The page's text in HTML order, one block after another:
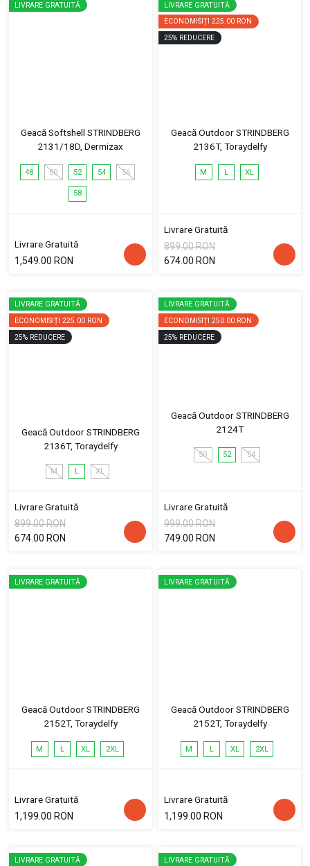
LIVRARE GRATUITĂ
Geacă Softshell STRINDBERG
2131/18D, Dermizax
48 50 52 54 56
58
Livrare Gratuită
1,549.00 RON
LIVRARE GRATUITĂ
ECONOMISIȚI 225.00 RON
25% REDUCERE
Geacă Outdoor STRINDBERG
2136T, Toraydelfy
M L XL
Livrare Gratuită
899.00 RON
674.00 RON
LIVRARE GRATUITĂ
ECONOMISIȚI 225.00 RON
25% REDUCERE
Geacă Outdoor STRINDBERG
2136T, Toraydelfy
M L XL
Livrare Gratuită
899.00 RON
674.00 RON
LIVRARE GRATUITĂ
ECONOMISIȚI 250.00 RON
25% REDUCERE
Geacă Outdoor STRINDBERG
2124T
50 52 54
Livrare Gratuită
999.00 RON
749.00 RON
LIVRARE GRATUITĂ
Geacă Outdoor STRINDBERG
2152T, Toraydelfy
M L XL 2XL
Livrare Gratuită
1,199.00 RON
LIVRARE GRATUITĂ
Geacă Outdoor STRINDBERG
2152T, Toraydelfy
M L XL 2XL
Livrare Gratuită
1,199.00 RON
LIVRARE GRATUITĂ
LIVRARE GRATUITĂ